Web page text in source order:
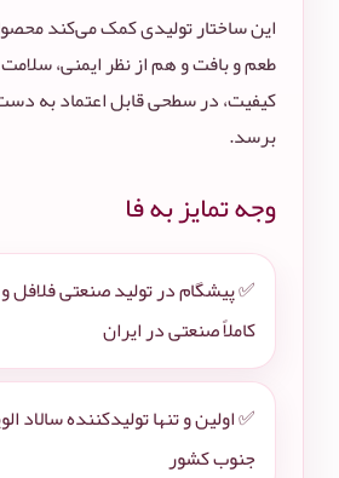
این ساختار تولیدی کمک می‌کند
طعم و بافت و هم از نظر ایمنی،
کیفیت، در سطحی قابل اعتماد به
برسد.
وجه تمایز به فا
✅ پیشگام در تولید صنعتی
کاملاً صنعتی در ایران
✅ اولین و تنها تولیدکننده سالاد
جنوب کشور